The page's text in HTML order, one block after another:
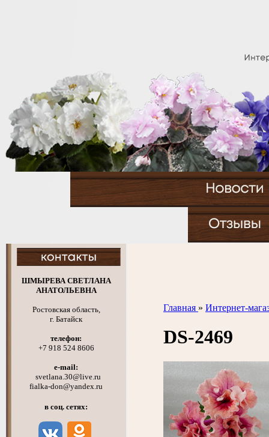
ШМЫРЕВА СВЕТЛАНА
АНАТОЛЬЕВНА
Ростовская область,
г. Батайск
телефон:
+7 918 524 8606
e-mail:
svetlana.30@live.ru
fialka-don@yandex.ru
в соц. сетях:
Главная » Интернет-
DS-2469